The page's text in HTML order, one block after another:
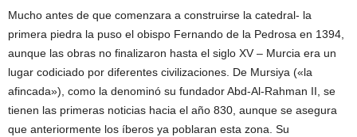
Mucho antes de que comenzara a construirse la catedral- la
primera piedra la puso el obispo Fernando de la Pedrosa en 1394,
aunque las obras no finalizaron hasta el siglo XV – Murcia era un
lugar codiciado por diferentes civilizaciones. De Mursiya («la
afincada»), como la denominó su fundador Abd-Al-Rahman II, se
tienen las primeras noticias hacia el año 830, aunque se asegura
que anteriormente los íberos ya poblaran esta zona. Su